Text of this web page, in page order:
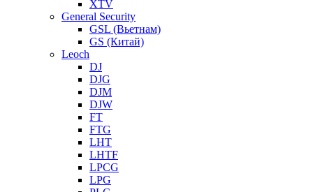
XTV
General Security
GSL (Вьетнам)
GS (Китай)
Leoch
DJ
DJG
DJM
DJW
FT
FTG
LHT
LHTF
LPCG
LPG